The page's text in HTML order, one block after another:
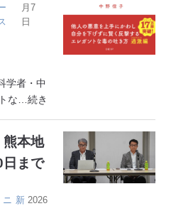
月7
日
者・中
な …続き
熊本地
日まで
ニ 新 2026